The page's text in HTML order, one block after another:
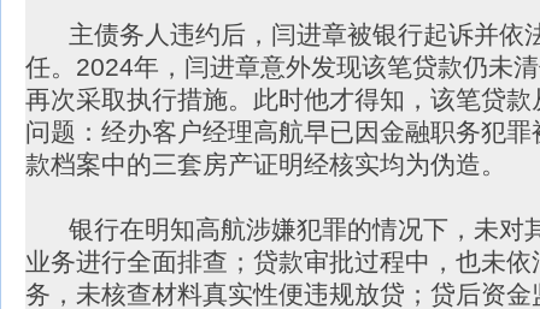
主债务人违约后，闫进章被银行起诉并依
任。2024年，闫进章意外发现该笔贷款仍未
再次采取执行措施。此时他才得知，该笔贷
问题：经办客户经理高航早已因金融职务犯
款档案中的三套房产证明经核实均为伪造。
银行在明知高航涉嫌犯罪的情况下，未对
业务进行全面排查；贷款审批过程中，也未
务，未核查材料真实性便违规放贷；贷后资